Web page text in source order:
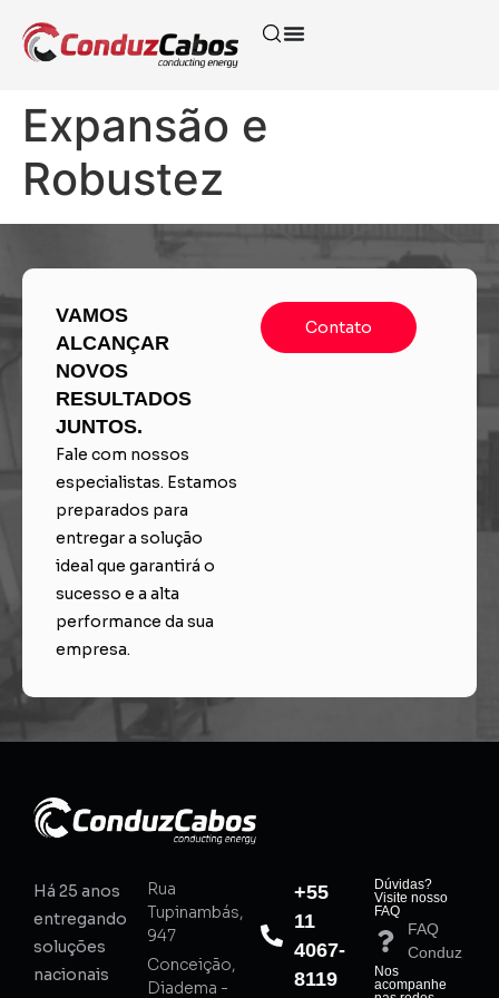
Expansão e
Robustez
VAMOS
ALCANÇAR
NOVOS
RESULTADOS
JUNTOS.
Fale com nossos
especialistas. Estamos
preparados para
entregar a solução
ideal que garantirá o
sucesso e a alta
performance da sua
empresa.
Contato
Há 25 anos
entregando
soluções
nacionais
Rua
Tupinambás,
947
Conceição,
Diadema -
+55
11
4067-
8119
Dúvidas?
Visite nosso
FAQ
FAQ
Conduz
Nos
acompanhe